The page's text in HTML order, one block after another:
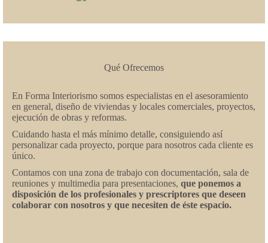
Qué Ofrecemos
En Forma Interiorismo somos especialistas en el asesoramiento
en general, diseño de viviendas y locales comerciales, proyectos,
ejecución de obras y reformas.
Cuidando hasta el más mínimo detalle, consiguiendo así
personalizar cada proyecto, porque para nosotros cada cliente es
único.
Contamos con una zona de trabajo con documentación, sala de
reuniones y multimedia para presentaciones, que ponemos a
disposición de los profesionales y prescriptores que deseen
colaborar con nosotros y que necesiten de éste espacio.